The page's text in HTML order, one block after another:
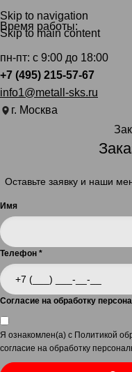
Skip to navigation
Skip to main content
Время работы:
пн-пт: с 9:00 до 18:00
+7 (495) 215-57-67
info1@metall-sks.ru
г. Москва
Оставьте заявку и наши
Имя
Телефон *
Согласие на обработку
Я ознакомлен(а) с Политикой
согласие на обработку